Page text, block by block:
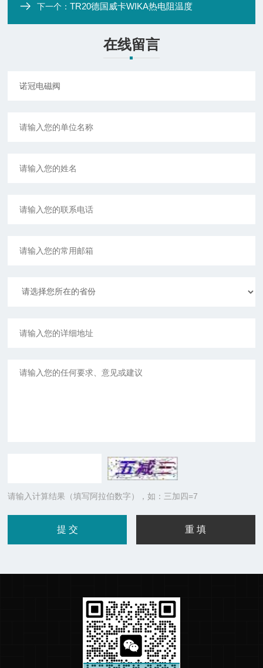
下一个：TR20德国威卡WIKA热电阻温度
在线留言
请输入计算结果（填写阿拉伯数字），如：三加四=7